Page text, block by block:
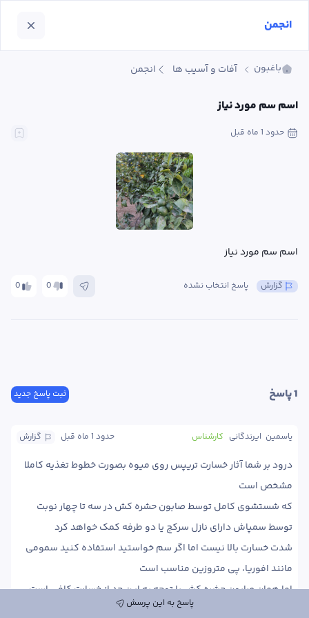
باغبون آفات و آسیب ها انجمن
اسم سم مورد نیاز
حدود 1 ماه قبل
اسم سم مورد نیاز
0 0 پاسخ انتخاب نشده گزارش
ثبت پاسخ جدید 1 پاسخ
گزارش حدود 1 ماه قبل کارشناس یاسمین  ایرندگانی
پاسخ به این پرسش
انجمن